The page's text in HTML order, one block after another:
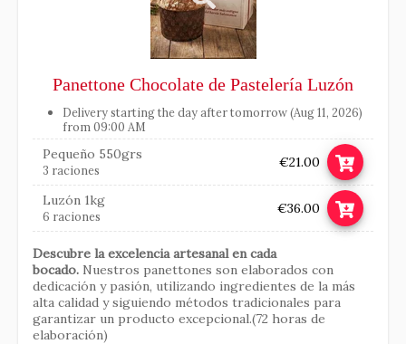
Panettone Chocolate de Pastelería Luzón
Delivery starting the day after tomorrow (Aug 11, 2026)
from 09:00 AM
Pequeño 550grs
3 raciones €21.00
Luzón 1kg
6 raciones €36.00
Descubre la excelencia artesanal en cada
bocado. Nuestros panettones son elaborados con
dedicación y pasión, utilizando ingredientes de la más
alta calidad y siguiendo métodos tradicionales para
garantizar un producto excepcional.(72 horas de
elaboración)